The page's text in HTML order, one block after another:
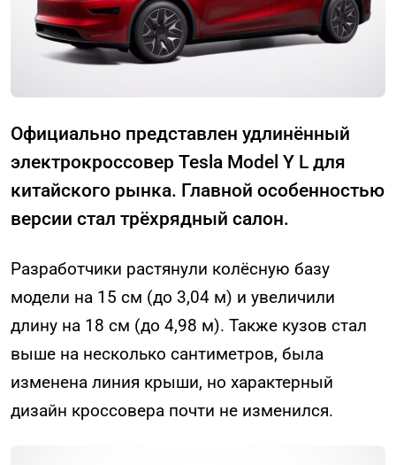
Официально представлен удлинённый
электрокроссовер Tesla Model Y L для
китайского рынка. Главной особенностью
версии стал трёхрядный салон.
Разработчики растянули колёсную базу
модели на 15 см (до 3,04 м) и увеличили
длину на 18 см (до 4,98 м). Также кузов стал
выше на несколько сантиметров, была
изменена линия крыши, но характерный
дизайн кроссовера почти не изменился.